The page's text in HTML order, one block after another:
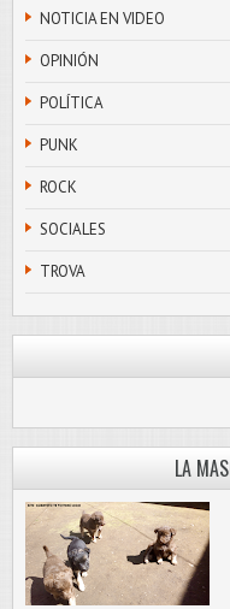
NOTICIA EN VIDEO
OPINIÓN
POLÍTICA
PUNK
ROCK
SOCIALES
TROVA
LA